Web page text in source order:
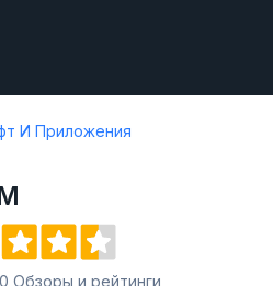
И Приложения
Обзоры и рейтинги